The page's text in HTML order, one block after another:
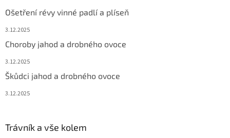
Ošetření révy vinné padlí a plíseň
3.12.2025
Choroby jahod a drobného ovoce
3.12.2025
Škůdci jahod a drobného ovoce
3.12.2025
Trávník a vše kolem